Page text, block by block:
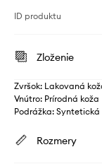
ID produktu
Zloženie
Zvršok: Lakovaná
Vnútro: Prírodná koža
Podrážka:
Rozmery